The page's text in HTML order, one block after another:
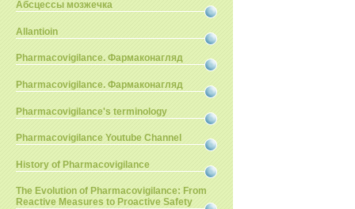
Абсцессы мозжечка
Allantioin
Pharmacovigilance. Фармаконагляд
Pharmacovigilance. Фармаконагляд
Pharmacovigilance's terminology
Pharmacovigilance Youtube Channel
History of Pharmacovigilance
The Evolution of Pharmacovigilance: From
Reactive Measures to Proactive Safety